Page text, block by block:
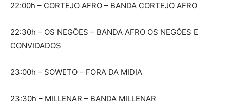
22:00h – CORTEJO AFRO – BANDA CORTEJO AFRO
22:30h – OS NEGÕES – BANDA AFRO OS NEGÕES E
CONVIDADOS
23:00h – SOWETO – FORA DA MIDIA
23:30h – MILLENAR – BANDA MILLENAR